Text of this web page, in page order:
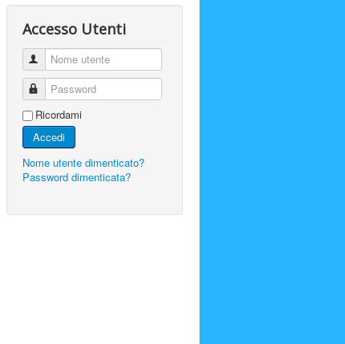
Accesso Utenti
Nome utente
Password
Ricordami
Accedi
Nome utente dimenticato?
Password dimenticata?